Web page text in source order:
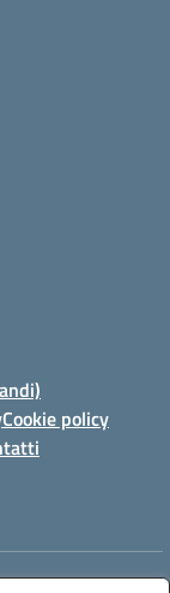
Cookie policy